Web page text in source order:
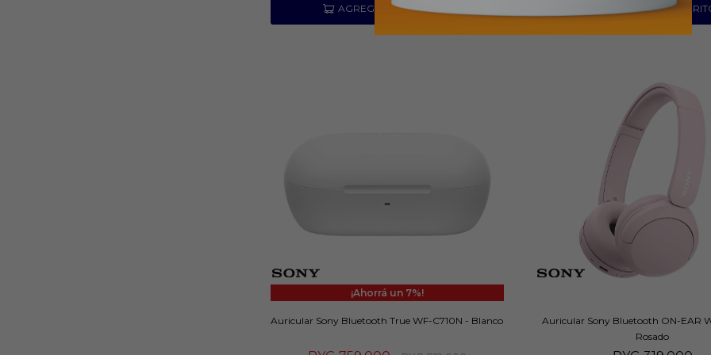
7
Auricular Sony Bluetooth True WF-C710N - Blanco
Auricular Sony Bluetooth ON-EAR
Rosado